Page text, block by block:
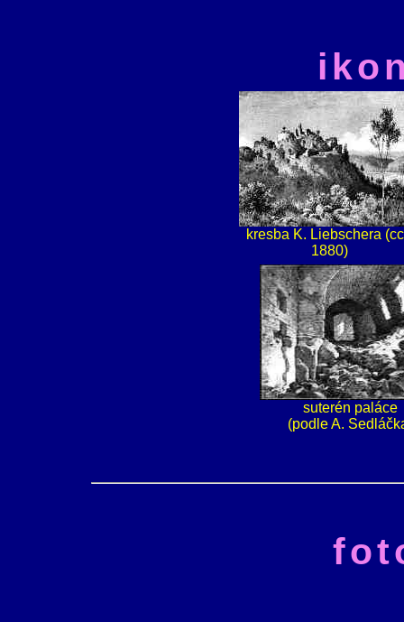
kresba K. Liebschera
1880)
suterén paláce
(podle A.